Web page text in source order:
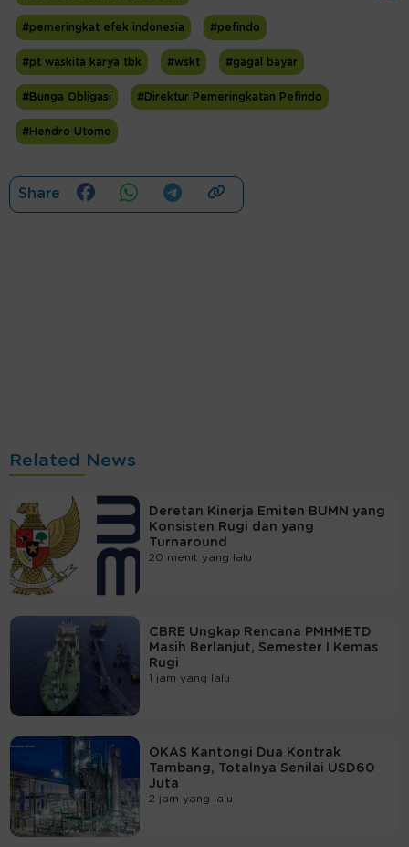
#pemeringkat efek indonesia #pefindo
#pt waskita karya tbk #wskt #gagal bayar
#Bunga Obligasi #Direktur Pemeringkatan Pefindo
#Hendro Utomo
Share
Related News
Deretan Kinerja Emiten BUMN yang
Konsisten Rugi dan yang
Turnaround
20 menit yang lalu
CBRE Ungkap Rencana PMHMETD
Masih Berlanjut, Semester I Kemas
Rugi
1 jam yang lalu
OKAS Kantongi Dua Kontrak
Tambang, Totalnya Senilai USD60
Juta
2 jam yang lalu